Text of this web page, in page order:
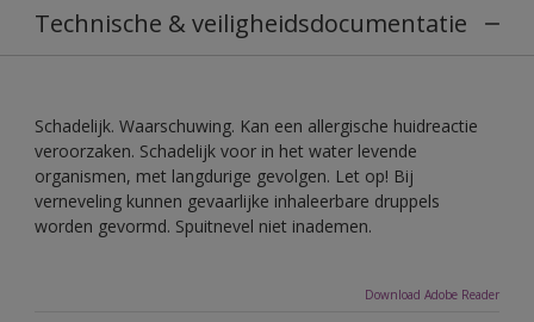
Technische & veiligheidsdocumentatie
Schadelijk. Waarschuwing. Kan een allergische huidreactie
veroorzaken. Schadelijk voor in het water levende
organismen, met langdurige gevolgen. Let op! Bij
verneveling kunnen gevaarlijke inhaleerbare druppels
worden gevormd. Spuitnevel niet inademen.
Download Adobe Reader